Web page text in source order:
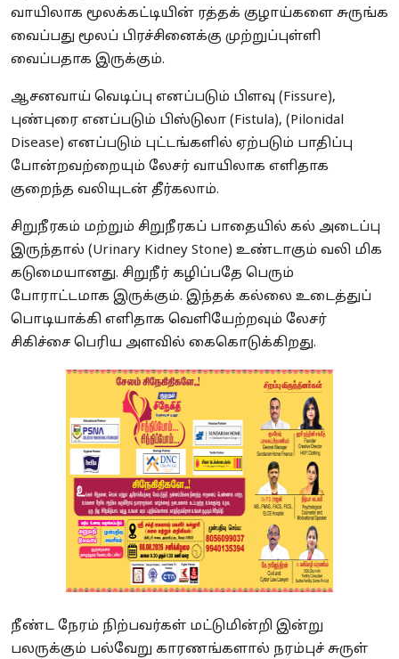
வாயிலாக மூலக்கட்டியின் ரத்தக் குழாய்களை சுருங்க
வைப்பது மூலப் பிரச்சினைக்கு முற்றுப்புள்ளி
வைப்பதாக இருக்கும்.
ஆசனவாய் வெடிப்பு எனப்படும் பிளவு (Fissure),
புண்புரை எனப்படும் பிஸ்டுலா (Fistula), (Pilonidal
Disease) எனப்படும் புட்டங்களில் ஏற்படும் பாதிப்பு
போன்றவற்றையும் லேசர் வாயிலாக எளிதாக
குறைந்த வலியுடன் தீர்கலாம்.
சிறுநீரகம் மற்றும் சிறுநீரகப் பாதையில் கல் அடைப்பு
இருந்தால் (Urinary Kidney Stone) உண்டாகும் வலி மிக
கடுமையானது. சிறுநீர் கழிப்பதே பெரும்
போராட்டமாக இருக்கும். இந்தக் கல்லை உடைத்துப்
பொடியாக்கி எளிதாக வெளியேற்றவும் லேசர்
சிகிச்சை பெரிய அளவில் கைகொடுக்கிறது.
நீண்ட நேரம் நிற்பவர்கள் மட்டுமின்றி இன்று
பலருக்கும் பல்வேறு காரணங்களால் நரம்புச் சுருள்